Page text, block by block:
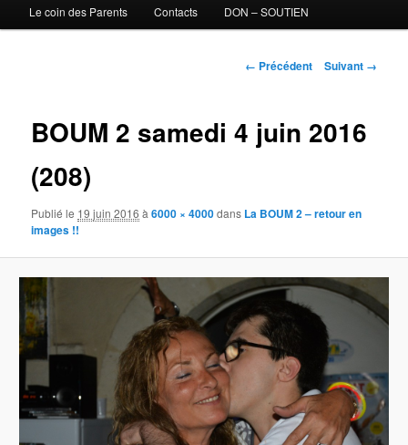
Le coin des Parents Contacts DON – SOUTIEN
Navigation des images
← Précédent Suivant →
BOUM 2 samedi 4 juin 2016
(208)
Publié le 19 juin 2016 à6000 × 4000dans La BOUM 2 – retour en
images !!